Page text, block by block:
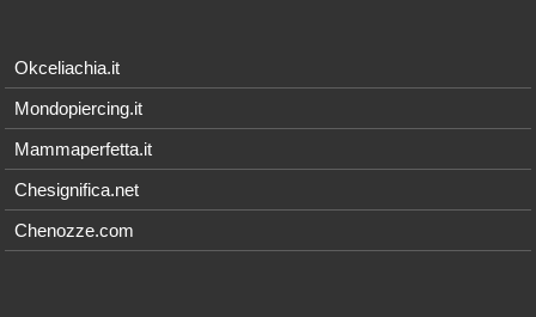
Okceliachia.it
Mondopiercing.it
Mammaperfetta.it
Chesignifica.net
Chenozze.com